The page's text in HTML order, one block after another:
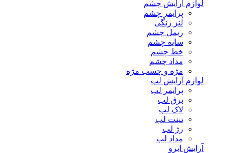
لوازم آرایش چشم
پرایمر چشم
لنز رنگی
ریمل چشم
سایه چشم
خط چشم
مداد چشم
مژه و چسب مژه
لوازم آرایش لب
پرایمر لب
برق لب
لاک لب
تینت لب
رژ لب
مداد لب
آرایش ابرو